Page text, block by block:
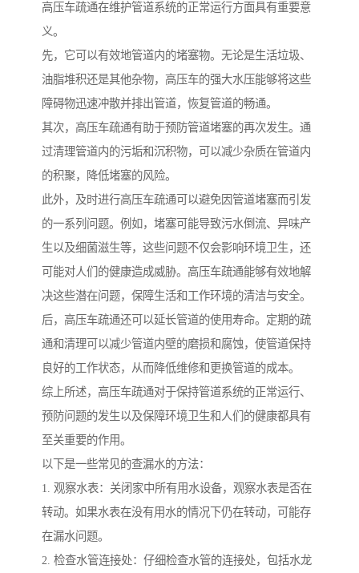
高压车疏通在维护管道系统的正常运行方面具有重要意
义。
先，它可以有效地管道内的堵塞物。无论是生活垃圾、
油脂堆积还是其他杂物，高压车的强大水压能够将这些
障碍物迅速冲散并排出管道，恢复管道的畅通。
其次，高压车疏通有助于预防管道堵塞的再次发生。通
过清理管道内的污垢和沉积物，可以减少杂质在管道内
的积聚，降低堵塞的风险。
此外，及时进行高压车疏通可以避免因管道堵塞而引发
的一系列问题。例如，堵塞可能导致污水倒流、异味产
生以及细菌滋生等，这些问题不仅会影响环境卫生，还
可能对人们的健康造成威胁。高压车疏通能够有效地解
决这些潜在问题，保障生活和工作环境的清洁与安全。
后，高压车疏通还可以延长管道的使用寿命。定期的疏
通和清理可以减少管道内壁的磨损和腐蚀，使管道保持
良好的工作状态，从而降低维修和更换管道的成本。
综上所述，高压车疏通对于保持管道系统的正常运行、
预防问题的发生以及保障环境卫生和人们的健康都具有
至关重要的作用。
以下是一些常见的查漏水的方法：
1. 观察水表：关闭家中所有用水设备，观察水表是否在
转动。如果水表在没有用水的情况下仍在转动，可能存
在漏水问题。
2. 检查水管连接处：仔细检查水管的连接处，包括水龙